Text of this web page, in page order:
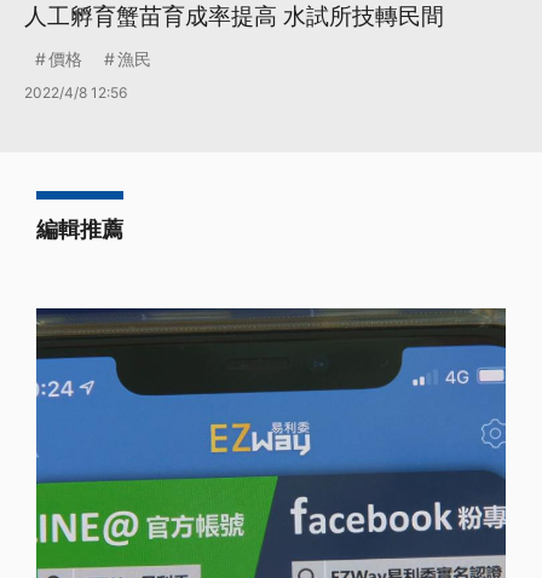
人工孵育蟹苗育成率提高 水試所技轉民間
價格 漁民
2022/4/8 12:56
編輯推薦